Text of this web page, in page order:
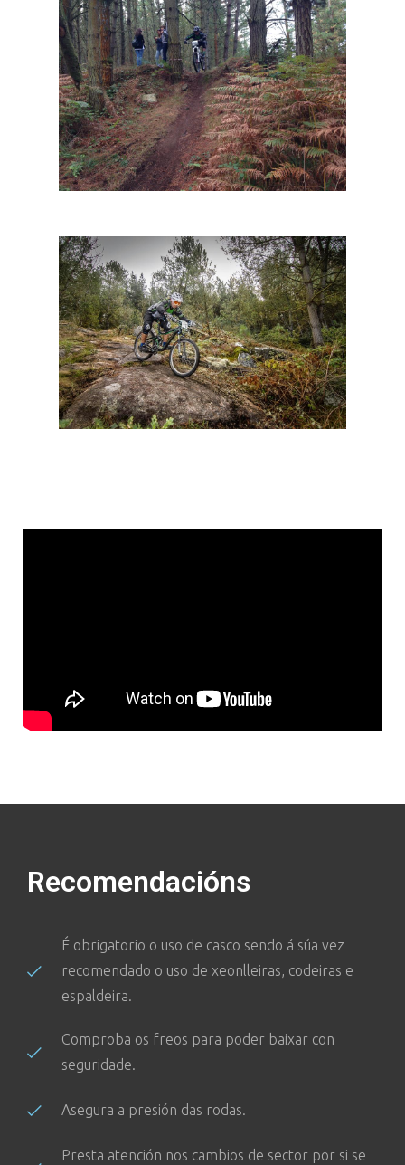
Recomendacións
É obrigatorio o uso de casco sendo á súa vez
recomendado o uso de xeonlleiras, codeiras e
espaldeira.
Comproba os freos para poder baixar con
seguridade.
Asegura a presión das rodas.
Presta atención nos cambios de sector por si se